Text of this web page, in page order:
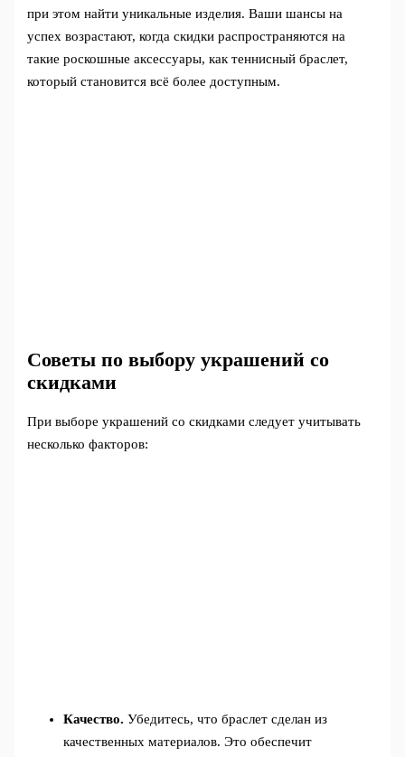
при этом найти уникальные изделия. Ваши шансы на
успех возрастают, когда скидки распространяются на
такие роскошные аксессуары, как теннисный браслет,
который становится всё более доступным.
Советы по выбору украшений со
скидками
При выборе украшений со скидками следует учитывать
несколько факторов:
Качество. Убедитесь, что браслет сделан из
качественных материалов. Это обеспечит